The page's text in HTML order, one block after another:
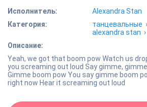
Исполнитель:
Alexandra Stan
Категория:
танцевальные
alexandra stan
Описание:
Yeah, we got that boom pow Watch us
you screaming out loud Say gimme,
Gimme boom pow You say gimme boom
right now Hear it screaming out loud